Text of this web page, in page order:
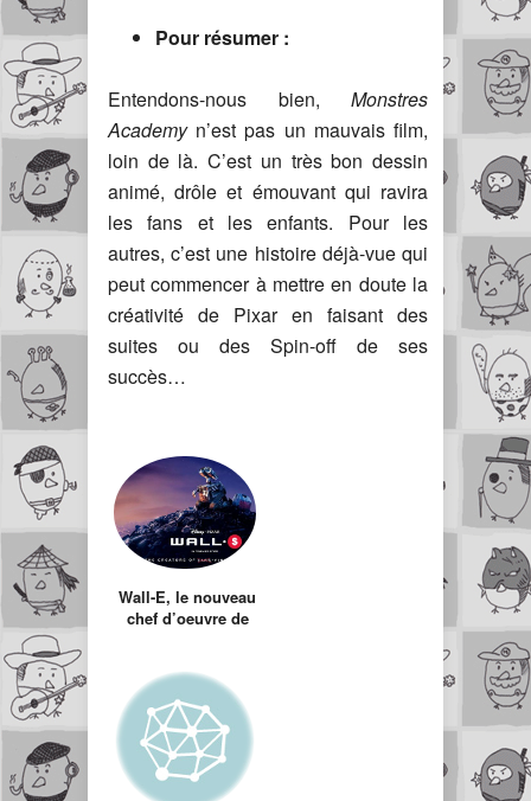
Pour résumer :
Entendons-nous bien, Monstres
Academyn’est pas un mauvais film,
loin de là. C’est un très bon dessin
animé, drôle et émouvant qui ravira
les fans et les enfants. Pour les
autres, c’est une histoire déjà-vue qui
peut commencer à mettre en doute la
créativité de Pixar en faisant des
suites ou des Spin-off de ses
succès…
Wall-E, le nouveau
chef d’oeuvre de